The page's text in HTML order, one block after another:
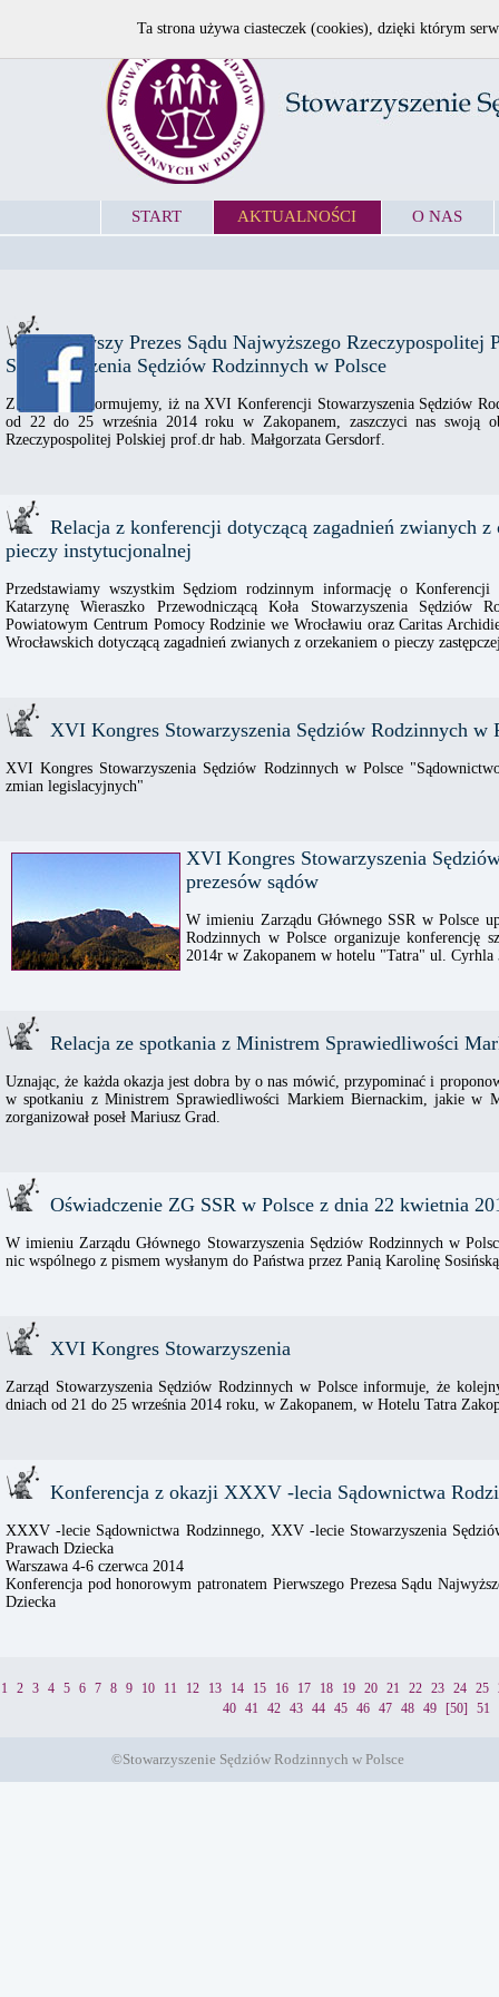
START AKTUALNOŚCI O NAS
Pierwszy Prezes Sądu Najwyższego
Stowarzyszenia Sędziów Rodzinnych w Polsce
Z radością informujemy, iż na XVI Konferencji Stowarzyszenia Sędziów
od 22 do 25 września 2014 roku w Zakopanem, zaszczyci nas swoją
Rzeczypospolitej Polskiej prof.dr hab. Małgorzata Gersdorf.
Relacja z konferencji dotyczącą zagadnień zwianych
pieczy instytucjonalnej
Przedstawiamy wszystkim Sędziom rodzinnym informację o Konferencji
Katarzynę Wieraszko Przewodniczącą Koła Stowarzyszenia
Powiatowym Centrum Pomocy Rodzinie we Wrocławiu oraz Caritas
Wrocławskich dotyczącą zagadnień zwianych z orzekaniem o pieczy
XVI Kongres Stowarzyszenia Sędziów Rodzinnych w
XVI Kongres Stowarzyszenia Sędziów Rodzinnych w Polsce
zmian legislacyjnych"
XVI Kongres Stowarzyszenia
prezesów sądów
W imieniu Zarządu Głównego SSR w Polsce
Rodzinnych w Polsce organizuje konferencję
2014r w Zakopanem w hotelu "Tatra" ul. Cyrhla
Relacja ze spotkania z Ministrem Sprawiedliwości
Uznając, że każda okazja jest dobra by o nas mówić, przypominać i
w spotkaniu z Ministrem Sprawiedliwości Markiem Biernackim, jakie w
zorganizował poseł Mariusz Grad.
Oświadczenie ZG SSR w Polsce z dnia 22 kwietnia
W imieniu Zarządu Głównego Stowarzyszenia Sędziów Rodzinnych w
nic wspólnego z pismem wysłanym do Państwa przez Panią Karolinę
XVI Kongres Stowarzyszenia
Zarząd Stowarzyszenia Sędziów Rodzinnych w Polsce informuje, że
dniach od 21 do 25 września 2014 roku, w Zakopanem, w Hotelu Tatra
Konferencja z okazji XXXV -lecia Sądownictwa
XXXV -lecie Sądownictwa Rodzinnego, XXV -lecie Stowarzyszenia
Prawach Dziecka
Warszawa 4-6 czerwca 2014
Konferencja pod honorowym patronatem Pierwszego Prezesa Sądu
Dziecka
1 2 3 4 5 6 7 8 9 10 11 12 13 14 15 16 17 18 19 20 21 22 23 24 25
40
41 42 43 44 45 46 47 48 49 [50] 51
©Stowarzyszenie Sędziów Rodzinnych w Polsce
Ta strona używa ciasteczek (cookies), dzięki którym